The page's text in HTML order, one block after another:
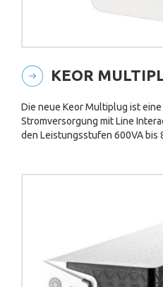
KEOR
Die neue Keor Multiplug ist
Stromversorgung mit Line
den Leistungsstufen 600VA bis